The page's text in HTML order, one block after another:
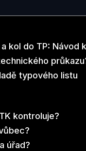
kol do TP: Návod
typového listu
kontroluje?
úřad?